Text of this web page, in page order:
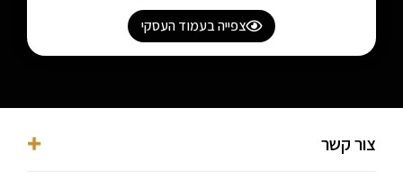
צפייה בעמוד העסקי
צור קשר